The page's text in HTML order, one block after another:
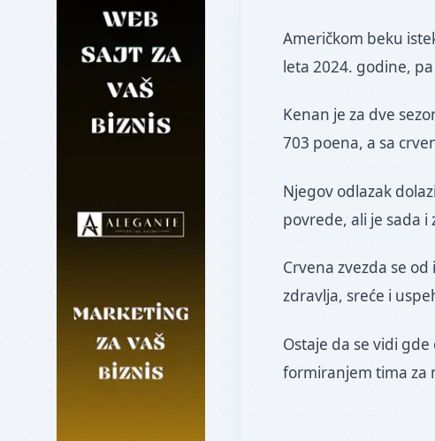
Američkom beku
leta 2024. godine,
Kenan je za dve
703 poena, a sa
Njegov odlazak
povrede, ali je sada
Crvena zvezda se
zdravlja, sreće i
Ostaje da se vidi
formiranjem tima za